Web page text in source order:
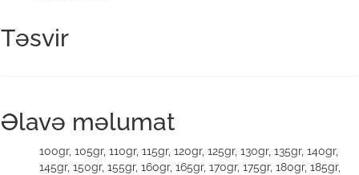
Təsvir
Əlavə məlumat
100gr, 105gr, 110gr, 115gr, 120gr, 125gr, 130gr, 135gr, 140gr,
145gr, 150gr, 155gr, 160gr, 165gr, 170gr, 175gr, 180gr, 185gr,